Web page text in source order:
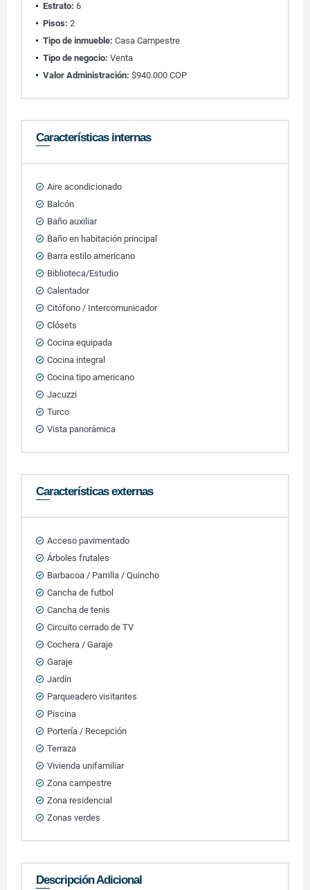
Estrato: 6
Pisos: 2
Tipo de inmueble: Casa Campestre
Tipo de negocio: Venta
Valor Administración: $940.000 COP
Características internas
Aire acondicionado
Balcón
Baño auxiliar
Baño en habitación principal
Barra estilo americano
Biblioteca/Estudio
Calentador
Citófono / Intercomunicador
Clósets
Cocina equipada
Cocina integral
Cocina tipo americano
Jacuzzi
Turco
Vista panorámica
Características externas
Acceso pavimentado
Árboles frutales
Barbacoa / Parrilla / Quincho
Cancha de futbol
Cancha de tenis
Circuito cerrado de TV
Cochera / Garaje
Garaje
Jardín
Parqueadero visitantes
Piscina
Portería / Recepción
Terraza
Vivienda unifamiliar
Zona campestre
Zona residencial
Zonas verdes
Descripción Adicional